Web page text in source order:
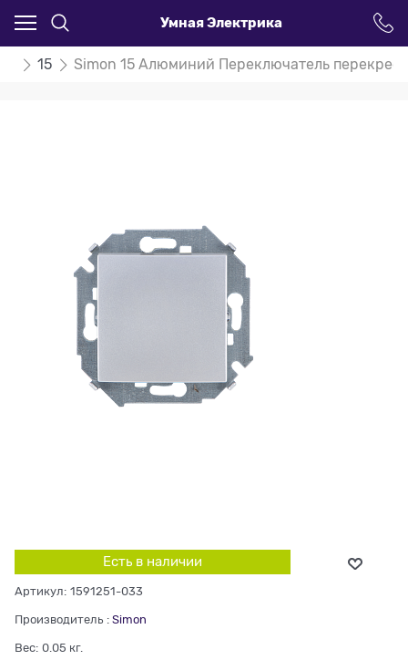
Умная Электрика
15 Simon 15 Алюминий Переключатель
Есть в наличии
Артикул: 1591251-033
Производитель : Simon
Вес: 0.05 кг.